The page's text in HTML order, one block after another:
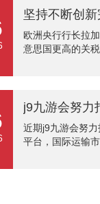
骤降的应激响应
了。 有些东谈主
千里，一量血压
管反复痉挛和剪
欧洲央行行长拉
意思国更高的关
近期j9九游会努
平台，国际运输